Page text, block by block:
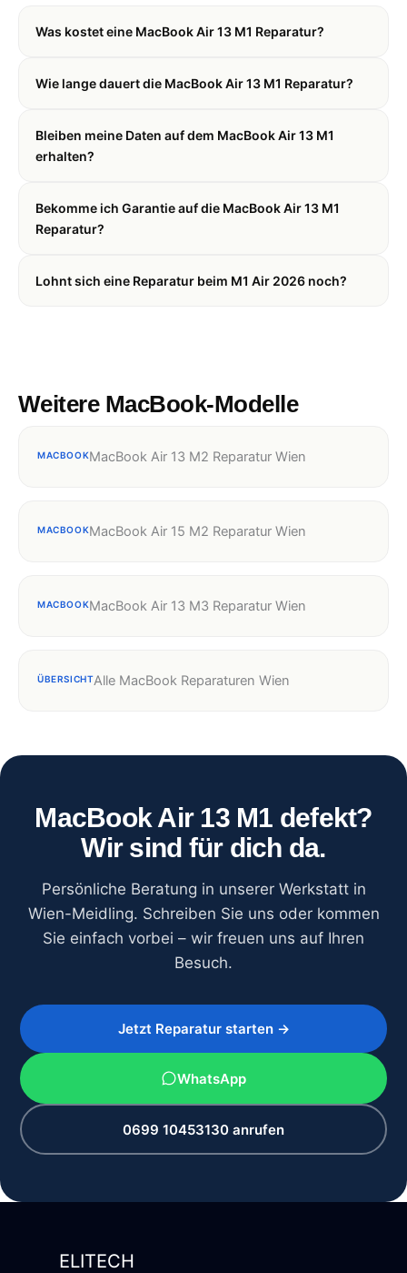
Was kostet eine MacBook Air 13 M1 Reparatur?
Wie lange dauert die MacBook Air 13 M1 Reparatur?
Bleiben meine Daten auf dem MacBook Air 13 M1
erhalten?
Bekomme ich Garantie auf die MacBook Air 13 M1
Reparatur?
Lohnt sich eine Reparatur beim M1 Air 2026 noch?
Weitere MacBook-Modelle
MACBOOKMacBook Air 13 M2 Reparatur Wien
MACBOOKMacBook Air 15 M2 Reparatur Wien
MACBOOKMacBook Air 13 M3 Reparatur Wien
ÜBERSICHTAlle MacBook Reparaturen Wien
MacBook Air 13 M1 defekt?
Wir sind für dich da.
Persönliche Beratung in unserer Werkstatt in
Wien-Meidling. Schreiben Sie uns oder kommen
Sie einfach vorbei – wir freuen uns auf Ihren
Besuch.
Jetzt Reparatur starten →
WhatsApp
0699 10453130 anrufen
ELITECH